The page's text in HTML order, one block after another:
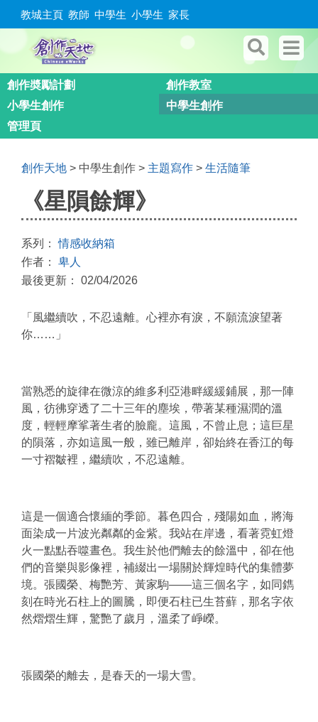
教城主頁 教師 中學生 小學生 家長
創作奬勵計劃
創作教室
小學生創作
中學生創作
管理頁
創作天地 > 中學生創作 > 主題寫作 > 生活隨筆
《星隕餘輝》
系列：情感收納箱
作者： 卑人
最後更新： 02/04/2026
「風繼續吹，不忍遠離。心裡亦有淚，不願流淚望著
你……」
當熟悉的旋律在微涼的維多利亞港畔緩緩鋪展，那一陣
風，彷彿穿透了二十三年的塵埃，帶著某種濕潤的溫
度，輕輕摩挲著生者的臉龐。這風，不曾止息；這巨星
的隕落，亦如這風一般，雖已離岸，卻始終在香江的每
一寸褶皺裡，繼續吹，不忍遠離。
這是一個適合懷緬的季節。暮色四合，殘陽如血，將海
面染成一片波光粼粼的金紫。我站在岸邊，看著霓虹燈
火一點點吞噬晝色。我生於他們離去的餘溫中，卻在他
們的音樂與影像裡，補綴出一場關於輝煌時代的集體夢
境。張國榮、梅艷芳、黃家駒——這三個名字，如同鐫
刻在時光石柱上的圖騰，即便石柱已生苔蘚，那名字依
然熠熠生輝，驚艷了歲月，溫柔了崢嶸。
張國榮的離去，是春天的一場大雪。